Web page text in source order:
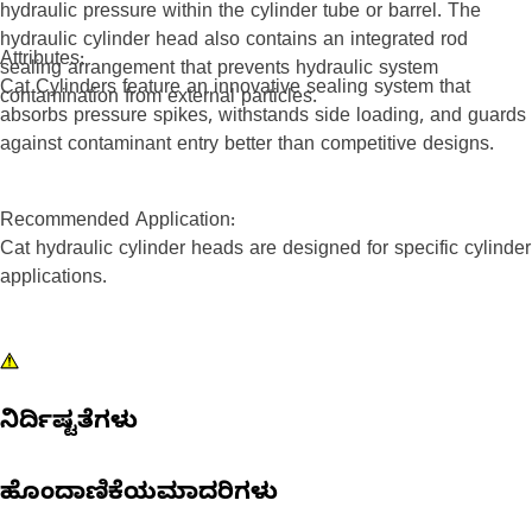
hydraulic pressure within the cylinder tube or barrel. The
hydraulic cylinder head also contains an integrated rod
sealing arrangement that prevents hydraulic system
contamination from external particles.
Attributes:
Cat Cylinders feature an innovative sealing system that
absorbs pressure spikes, withstands side loading, and guards
against contaminant entry better than competitive designs.
Recommended Application:
Cat hydraulic cylinder heads are designed for specific cylinder
applications.
ನಿರ್ದಿಷ್ಟತೆಗಳು
ಹೊಂದಾಣಿಕೆಯಮಾದರಿಗಳು